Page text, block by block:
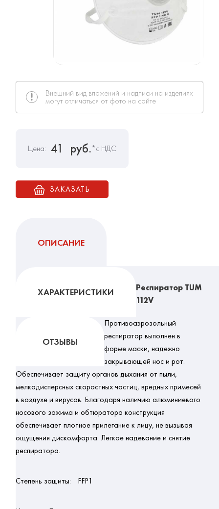
Внешний вид вложений и надписи на изделиях
могут отличаться от фото на сайте
Цена: 41 руб.*с НДС
ЗАКАЗАТЬ
ОПИСАНИЕ
ХАРАКТЕРИСТИКИ
ОТЗЫВЫ
Респиратор TUM
112V
Противоаэрозольный
респиратор выполнен в
форме маски, надежно
закрывающей нос и рот.
Обеспечивает защиту органов дыхания от пыли,
мелкодисперсных скоростных частиц, вредных примесей
в воздухе и вирусов. Благодаря наличию алюминиевого
носового зажима и обтюратора конструкция
обеспечивает плотное прилегание к лицу, не вызывая
ощущения дискомфорта. Легкое надевание и снятие
респиратора.
Степень защиты: FFP1